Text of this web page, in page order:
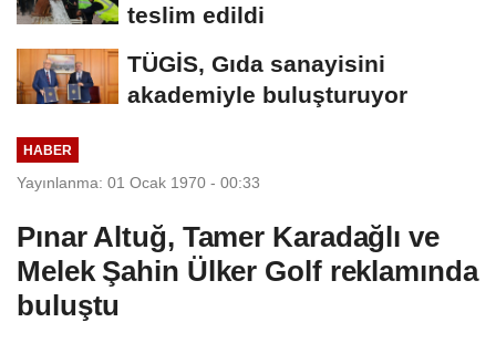
teslim edildi
TÜGİS, Gıda sanayisini
akademiyle buluşturuyor
HABER
Yayınlanma: 01 Ocak 1970 - 00:33
Pınar Altuğ, Tamer Karadağlı ve
Melek Şahin Ülker Golf reklamında
buluştu